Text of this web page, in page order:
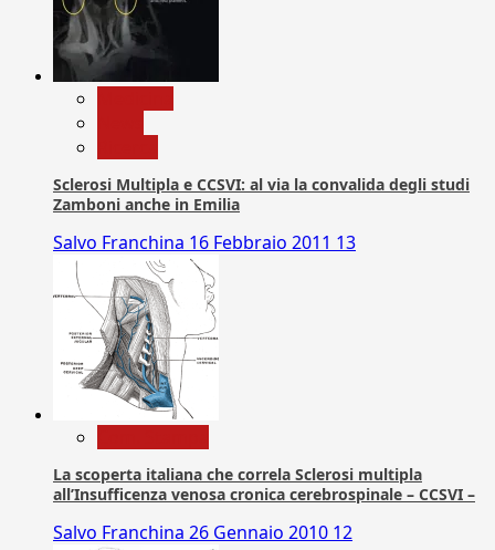
Sclerosi Multipla e CCSVI: al via la convalida degli studi
Zamboni anche in Emilia
Salvo Franchina 16 Febbraio 2011 13
La scoperta italiana che correla Sclerosi multipla
all’Insufficenza venosa cronica cerebrospinale – CCSVI –
Salvo Franchina 26 Gennaio 2010 12